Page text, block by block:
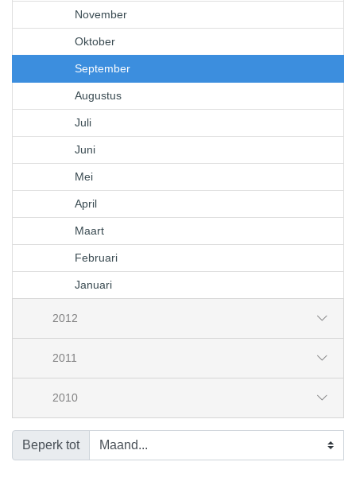
November
Oktober
September
Augustus
Juli
Juni
Mei
April
Maart
Februari
Januari
2012
2011
2010
Beperk tot